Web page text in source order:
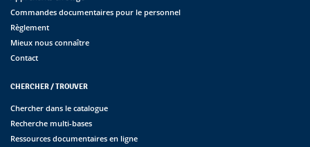
Commandes documentaires pour le personnel
Règlement
Mieux nous connaître
Contact
CHERCHER / TROUVER
Chercher dans le catalogue
Recherche multi-bases
Ressources documentaires en ligne